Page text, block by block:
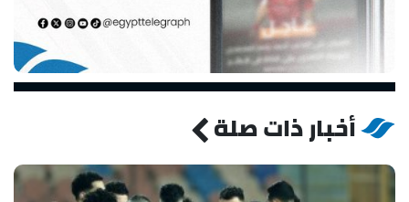
أخبار ذات صلة